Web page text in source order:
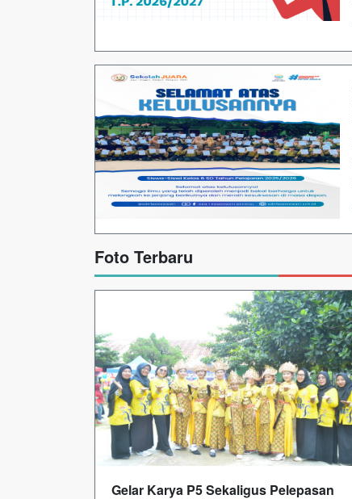
Foto Terbaru
Gelar Karya P5 Sekaligus Pelepasan